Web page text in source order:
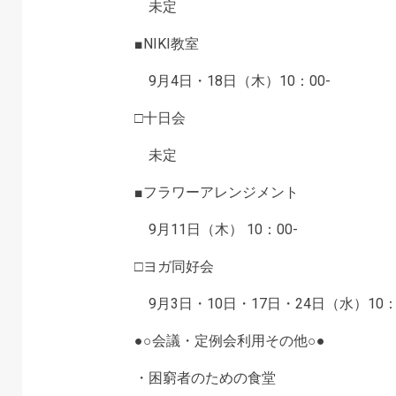
未定
■NIKI教室
9月4日・18日（木）10：00-
□十日会
未定
■フラワーアレンジメント
9月11日（木） 10：00-
□ヨガ同好会
9月3日・10日・17日・24日（水）10
●○会議・定例会利用その他○●
・困窮者のための食堂